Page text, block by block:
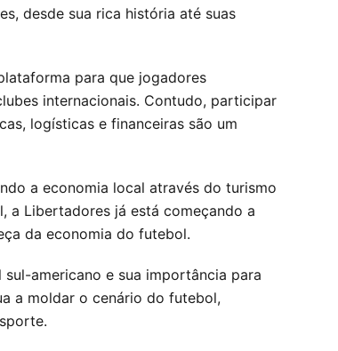
desde sua rica história até suas
para que jogadores
internacionais. Contudo, participar
logísticas e financeiras são um
a economia local através do turismo
a Libertadores já está começando a
da economia do futebol.
americano e sua importância para
a moldar o cenário do futebol,